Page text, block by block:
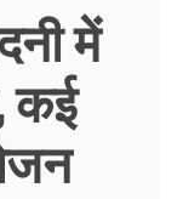
में
कई